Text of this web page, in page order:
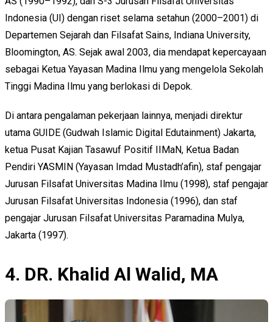
Indonesia (UI) dengan riset selama setahun (2000–2001) di
Departemen Sejarah dan Filsafat Sains, Indiana University,
Bloomington, AS. Sejak awal 2003, dia mendapat kepercayaan
sebagai Ketua Yayasan Madina Ilmu yang mengelola Sekolah
Tinggi Madina Ilmu yang berlokasi di Depok.
Di antara pengalaman pekerjaan lainnya, menjadi direktur
utama GUIDE (Gudwah Islamic Digital Edutainment) Jakarta,
ketua Pusat Kajian Tasawuf Positif IIMaN, Ketua Badan
Pendiri YASMIN (Yayasan Imdad Mustadh’afin), staf pengajar
Jurusan Filsafat Universitas Madina Ilmu (1998), staf pengajar
Jurusan Filsafat Universitas Indonesia (1996), dan staf
pengajar Jurusan Filsafat Universitas Paramadina Mulya,
Jakarta (1997).
4. DR. Khalid Al Walid, MA